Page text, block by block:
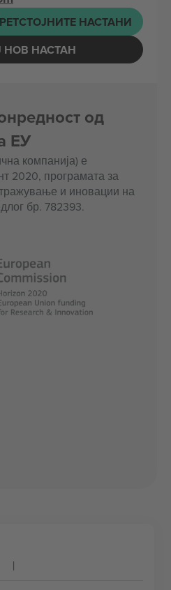
НАСТАНИ
НОВ НАСТАН
од
ЕУ
компанија) е
2020, програмата за
и иновации на
бр. 782393.